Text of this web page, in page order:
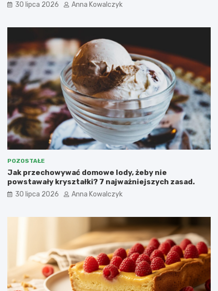
30 lipca 2026 Anna Kowalczyk
POZOSTAŁE
Jak przechowywać domowe lody, żeby nie
powstawały kryształki? 7 najważniejszych zasad.
30 lipca 2026 Anna Kowalczyk